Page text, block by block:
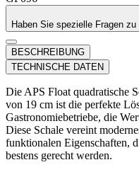
Haben Sie spezielle Fragen
BESCHREIBUNG
TECHNISCHE DATEN
Die APS Float quadratische
von 19 cm ist die perfekte
Gastronomiebetriebe, die
Diese Schale vereint
funktionalen Eigenschaften,
bestens gerecht werden.